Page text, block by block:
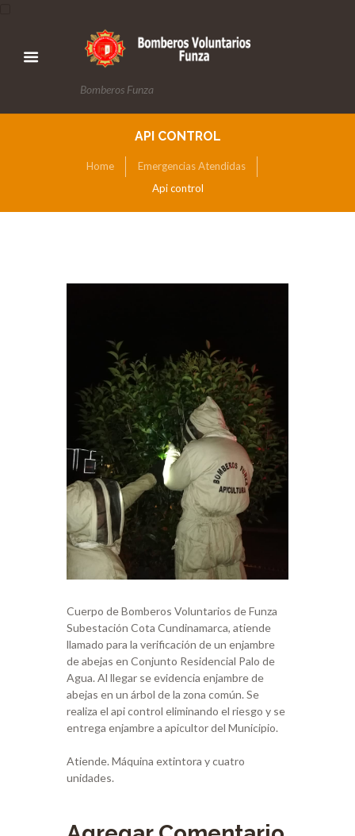
Bomberos Funza
API CONTROL
Home
Emergencias Atendidas
Api control
Cuerpo de Bomberos Voluntarios de Funza
Subestación Cota Cundinamarca, atiende
llamado para la verificación de un enjambre
de abejas en Conjunto Residencial Palo de
Agua. Al llegar se evidencia enjambre de
abejas en un árbol de la zona común. Se
realiza el api control eliminando el riesgo y se
entrega enjambre a apicultor del Municipio.
Atiende. Máquina extintora y cuatro
unidades.